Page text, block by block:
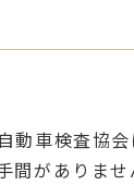
動車検査協
がありませ